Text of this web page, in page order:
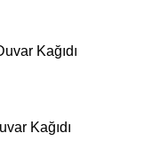
Kağıdı
Kağıdı